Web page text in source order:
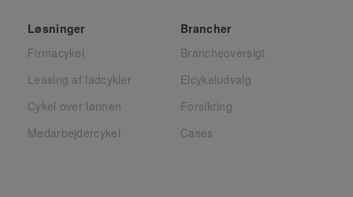
Løsninger
Firmacykel
Leasing af ladcykler
Cykel over lønnen
Medarbejdercykel
Brancher
Brancheoversigt
Elcykeludvalg
Forsikring
Cases